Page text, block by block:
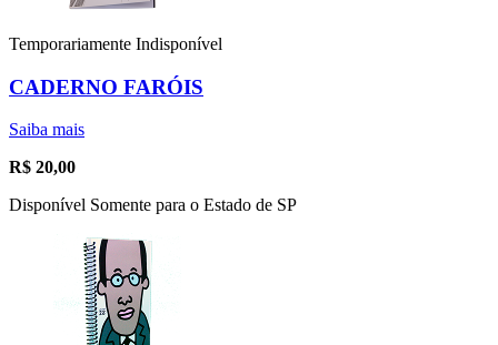
Temporariamente Indisponível
CADERNO FARÓIS
Saiba mais
R$ 20,00
Disponível Somente para o Estado de SP